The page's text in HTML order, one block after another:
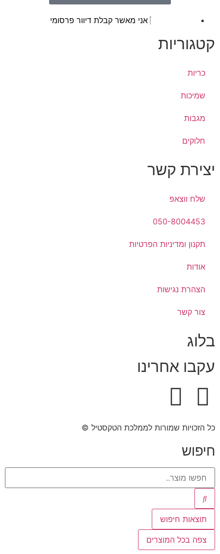
אני מאשר קבלת דיוור פרסומי
קטגוריות
כריות
שמיכות
מגבות
חלוקים
יצירת קשר
שלח ווצאפ
050-8004453
תקנון ומדיניות הפרטיות
אודות
הצהרת נגישות
צור קשר
בלוג
עקבו אחרינו
כל הזכויות שמורות לממלכת הטקסטיל ©​
חיפוש
תוצאות חיפוש
צפה בכל המוצרים